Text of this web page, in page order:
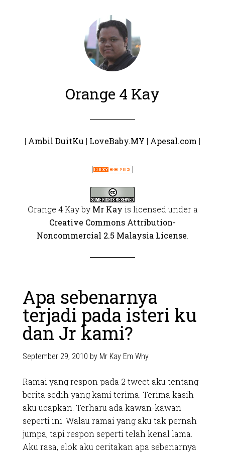
Orange 4 Kay
| Ambil DuitKu | LoveBaby.MY | Apesal.com |
Orange 4 Kayby Mr Kay is licensed under a
Creative Commons Attribution-
Noncommercial 2.5 Malaysia License
Apa sebenarnya
terjadi pada isteri ku
dan Jr kami?
September 29, 2010 by Mr Kay Em Why
Ramai yang respon pada 2 tweet aku tentang
berita sedih yang kami terima. Terima kasih
aku ucapkan. Terharu ada kawan-kawan
seperti ini. Walau ramai yang aku tak pernah
jumpa, tapi respon seperti telah kenal lama.
Aku rasa, elok aku ceritakan apa sebenarnya